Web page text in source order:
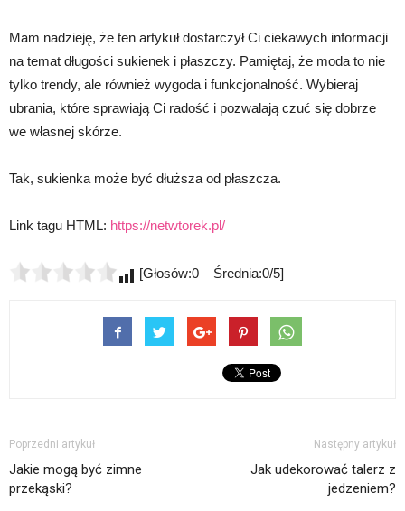
Mam nadzieję, że ten artykuł dostarczył Ci ciekawych informacji
na temat długości sukienek i płaszczy. Pamiętaj, że moda to nie
tylko trendy, ale również wygoda i funkcjonalność. Wybieraj
ubrania, które sprawiają Ci radość i pozwalają czuć się dobrze
we własnej skórze.
Tak, sukienka może być dłuższa od płaszcza.
Link tagu HTML: https://netwtorek.pl/
[Głosów:0 Średnia:0/5]
Poprzedni artykuł
Jakie mogą być zimne
przekąski?
Następny artykuł
Jak udekorować talerz z
jedzeniem?